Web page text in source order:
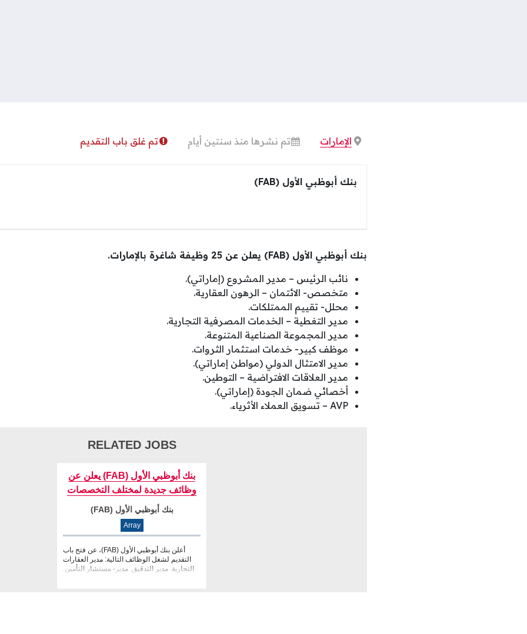
الإمارات تم نشرها منذ سنتين أيام تم غلق باب التقديم
بنك أبوظبي الأول (FAB)
بنك أبوظبي الأول (FAB) يعلن عن 25 وظيفة شاغرة بالإمارات.
نائب الرئيس – مدير المشروع (إماراتي).
متخصص- الائتمان – الرهون العقارية.
محلل- تقييم الممتلكات.
مدير التغطية – الخدمات المصرفية التجارية.
مدير المجموعة الصناعية المتنوعة.
موظف كبير- خدمات استثمار الثروات.
مدير الامتثال الدولي (مواطن إماراتي).
مدير العلاقات الافتراضية – التوطين.
أخصائي ضمان الجودة (إماراتي).
AVP – تسويق العملاء الأثرياء.
RELATED JOBS
‏بنك أبوظبي الأول (FAB) يعلن عن
وظائف جديدة لمختلف التخصصات
بنك أبوظبي الأول (FAB)
Array
أعلن بنك أبوظبي الأول (FAB)، عن فتح باب
التقديم لشغل الوظائف التالية: مدير العقارات
التجارية. مدير التدقيق. مدير- مستشار التأمين.